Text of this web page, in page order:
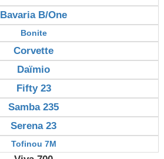
Bavaria B/One
Bonite
Corvette
Daïmio
Fifty 23
Samba 235
Serena 23
Tofinou 7M